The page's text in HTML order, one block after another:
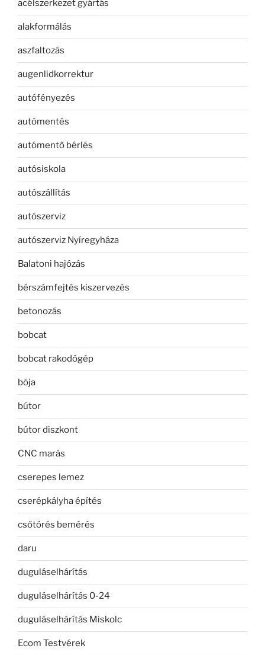
acélszerkezet gyártás
alakformálás
aszfaltozás
augenlidkorrektur
autófényezés
autómentés
autómentő bérlés
autósiskola
autószállítás
autószerviz
autószerviz Nyíregyháza
Balatoni hajózás
bérszámfejtés kiszervezés
betonozás
bobcat
bobcat rakodógép
bója
bútor
bútor diszkont
CNC marás
cserepes lemez
cserépkályha építés
csőtörés bemérés
daru
duguláselhárítás
duguláselhárítás 0-24
duguláselhárítás Miskolc
Ecom Testvérek